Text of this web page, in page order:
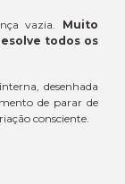
vazia. Muito
todos os
desenhada
de parar de
consciente.